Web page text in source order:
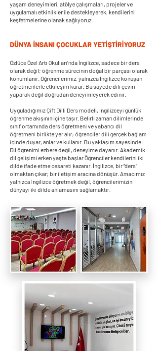
yaşam deneyimleri, atölye çalışmaları, projeler ve
uygulamalı etkinlikler ile destekleyerek, kendilerini
keşfetmelerine olanak sağlıyoruz.
DÜNYA İNSANI ÇOCUKLAR YETİŞTİRİYORUZ
Özlüce Özel Artı Okulları’nda İngilizce, sadece bir ders
olarak değil; öğrenme sürecinin doğal bir parçası olarak
konumlanır. Öğrencilerimiz, yalnızca İngilizce konuşan
öğretmenlerle etkileşim kurar. Bu sayede dili çeviri
yaparak değil doğrudan deneyimleyerek edinir.
Uyguladığımız Çift Dilli Ders modeli, İngilizceyi günlük
öğrenme akışının içine taşır. Belirli zaman dilimlerinde
sınıf ortamında ders öğretmeni ve yabancı dil
öğretmeni birlikte yer alır; öğrenciler dili gerçek bağlam
içinde duyar, anlar ve kullanır. Bu yaklaşım sayesinde:
Dil öğrenimi ezbere değil, deneyime dayanır. Akademik
dil gelişimi erken yaşta başlar Öğrenciler kendilerini iki
dilde ifade etme cesareti kazanır. İngilizce, bir “ders”
olmaktan çıkar; bir iletişim aracına dönüşür. Amacımız
yalnızca İngilizce öğretmek değil, öğrencilerimizin
dünyayı iki dilde anlamasını sağlamaktır.